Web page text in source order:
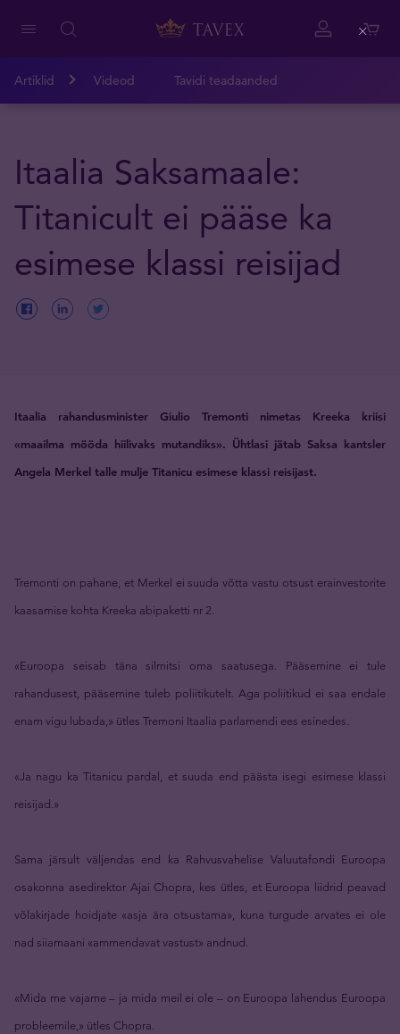
Artiklid Videod Tavidi teadaanded
Itaalia Saksamaale:
Titanicult ei pääse ka
esimese klassi reisijad
Itaalia rahandusminister Giulio Tremonti nimetas Kreeka kriisi
«maailma mööda hiilivaks mutandiks». Ühtlasi jätab Saksa kantsler
Angela Merkel talle mulje Titanicu esimese klassi reisijast.
Tremonti on pahane, et Merkel ei suuda võtta vastu otsust erainvestorite
kaasamise kohta Kreeka abipaketti nr 2.
«Euroopa seisab täna silmitsi oma saatusega. Pääsemine ei tule
rahandusest, pääsemine tuleb poliitikutelt. Aga poliitikud ei saa endale
enam vigu lubada,» ütles Tremoni Itaalia parlamendi ees esinedes.
«Ja nagu ka Titanicu pardal, et suuda end päästa isegi esimese klassi
reisijad.»
Sama järsult väljendas end ka Rahvusvahelise Valuutafondi Euroopa
osakonna asedirektor Ajai Chopra, kes ütles, et Euroopa liidrid peavad
võlakirjade hoidjate «asja ära otsustama», kuna turgude arvates ei ole
nad siiamaani «ammendavat vastust» andnud.
«Mida me vajame – ja mida meil ei ole – on Euroopa lahendus Euroopa
probleemile,» ütles Chopra.
Close